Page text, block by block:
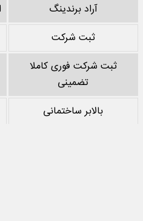
آراد برندینگ
ثبت شرکت
ثبت شرکت فوری کاملا
تضمینی
بالابر ساختمانی